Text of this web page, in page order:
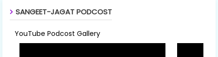
SANGEET-JAGAT PODCOST
YouTube Podcost Gallery